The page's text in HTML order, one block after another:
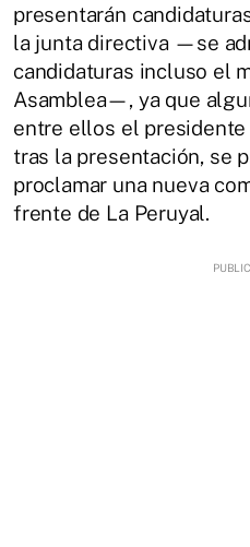
presentarán
la junta directiva —se
candidaturas incluso el
Asamblea—, ya que
entre ellos el
tras la presentación, se
proclamar una nueva
frente de La Peruyal.